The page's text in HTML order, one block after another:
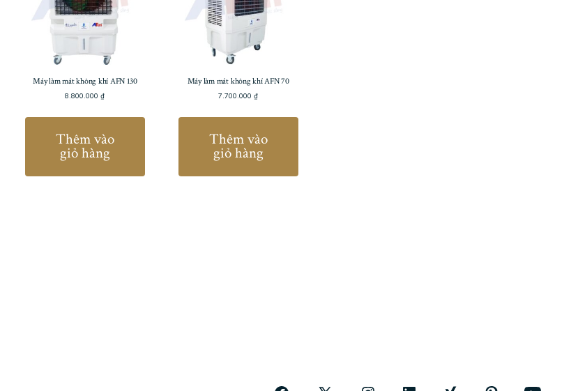
Máy làm mát không khí AFN 130
8.800.000₫
Thêm vào
giỏ hàng
Máy làm mát không khí AFN 70
7.700.000₫
Thêm vào
giỏ hàng